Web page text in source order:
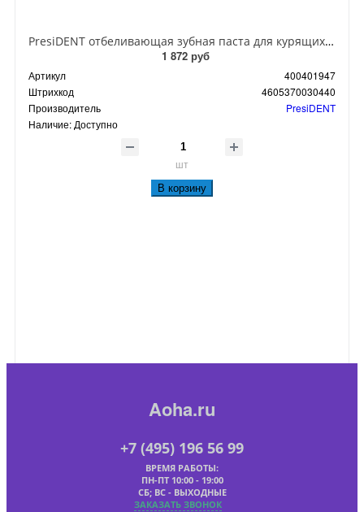
PresiDENT отбеливающая зубная паста для курящих Smokers 75 гр
1 872 руб
Артикул
400401947
Штрихкод
4605370030440
Производитель
PresiDENT
Наличие: Доступно
шт
В корзину
Aoha.ru
+7 (495) 196 56 99
ВРЕМЯ РАБОТЫ:
ПН-ПТ 10:00 - 19:00
СБ; ВС - ВЫХОДНЫЕ
ЗАКАЗАТЬ ЗВОНОК